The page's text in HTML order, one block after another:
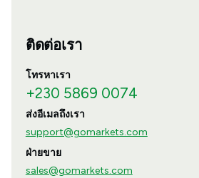
ติดต่อเรา
โทรหาเรา
+230 5869 0074
ส่งอีเมลถึงเรา
support@gomarkets.com
ฝ่ายขาย
sales@gomarkets.com